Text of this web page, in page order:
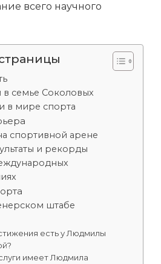
всего научного
в семье Соколовых
в мире спорта
спортивной арене
и рекорды
штабе
есть у Людмилы
имеет Людмила